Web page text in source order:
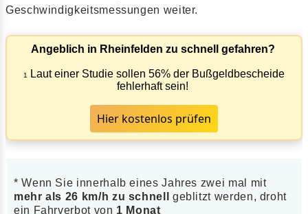
Geschwindigkeitsmessungen weiter.
Angeblich in Rheinfelden zu schnell gefahren?
1
Laut einer Studie sollen 56% der Bußgeldbescheide
fehlerhaft sein!
Hier kostenlos prüfen
* Wenn Sie innerhalb eines Jahres zwei mal mit
mehr als 26 km/h zu schnell
geblitzt werden, droht
ein Fahrverbot von 1 Monat